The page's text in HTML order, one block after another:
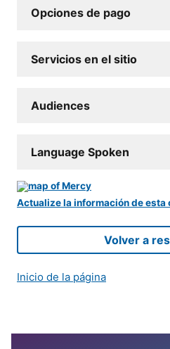
Opciones de pago
Servicios en el sitio
Audiences
Language Spoken
Actualize la información de esta
Volver a
Inicio de la página